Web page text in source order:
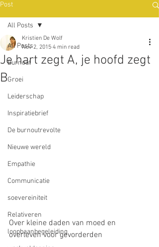
Post
All Posts
Burnout
Groei
Leiderschap
Inspiratiebrief
De burnoutrevolte
Nieuwe wereld
Empathie
Communicatie
soevereiniteit
Relativeren
loopbaanbegeleiding
All Posts
Je hart zegt A, je hoofd zegt
B
Kristien De Wolf
Nov 2, 2015 4 min read
Over kleine daden van moed en
overleven voor gevorderden